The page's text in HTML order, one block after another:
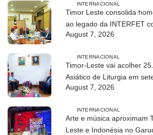
INTERNACIONAL
Timor Leste consolida
ao legado da INTERFET
avanço de memorial
August 7, 2026
INTERNACIONAL
Timor-Leste vai acolher
Asiático de Liturgia em
August 7, 2026
INTERNACIONAL
Arte e música aproximam
Leste e Indonésia no